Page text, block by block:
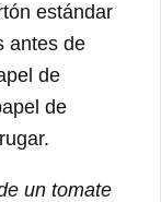
estándar
antes de
de
de
un tomate